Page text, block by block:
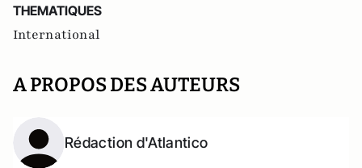
THEMATIQUES
International
A PROPOS DES AUTEURS
Rédaction d'Atlantico